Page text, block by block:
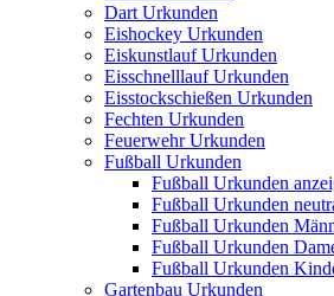
Dart Urkunden
Eishockey Urkunden
Eiskunstlauf Urkunden
Eisschnelllauf Urkunden
Eisstockschießen Urkunden
Fechten Urkunden
Feuerwehr Urkunden
Fußball Urkunden
Fußball Urkunden
Fußball Urkunden
Fußball Urkunden
Fußball Urkunden
Fußball Urkunden
Gartenbau Urkunden